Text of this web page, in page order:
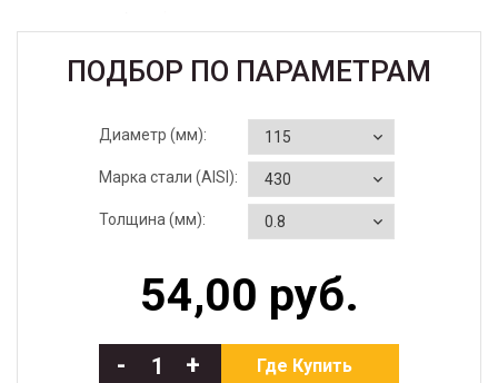
ПОДБОР ПО ПАРАМЕТРАМ
Диаметр (мм):
Марка стали (AISI):
Толщина (мм):
54,00 руб.
- + Где Купить